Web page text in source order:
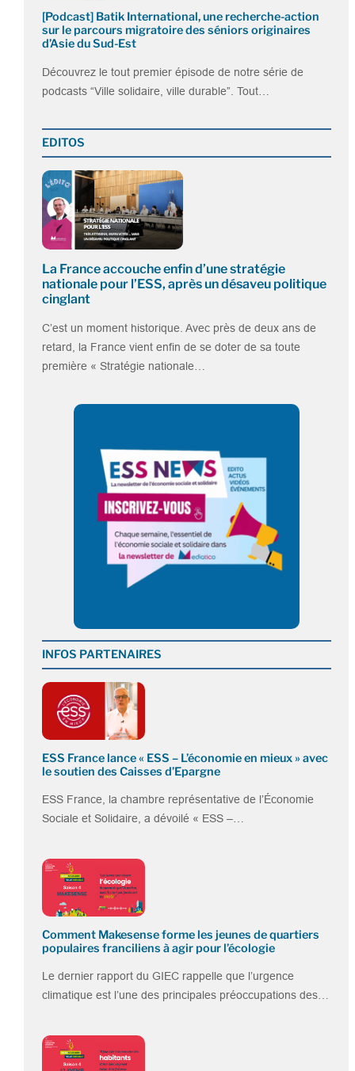
[Podcast] Batik International, une recherche-action
sur le parcours migratoire des séniors originaires
d’Asie du Sud-Est
Découvrez le tout premier épisode de notre série de
podcasts “Ville solidaire, ville durable”. Tout…
EDITOS
La France accouche enfin d’une stratégie
nationale pour l’ESS, après un désaveu politique
cinglant
C’est un moment historique. Avec près de deux ans de
retard, la France vient enfin de se doter de sa toute
première « Stratégie nationale…
INFOS PARTENAIRES
ESS France lance « ESS – L’économie en mieux » avec
le soutien des Caisses d’Epargne
ESS France, la chambre représentative de l’Économie
Sociale et Solidaire, a dévoilé « ESS –…
Comment Makesense forme les jeunes de quartiers
populaires franciliens à agir pour l’écologie
Le dernier rapport du GIEC rappelle que l’urgence
climatique est l’une des principales préoccupations des…